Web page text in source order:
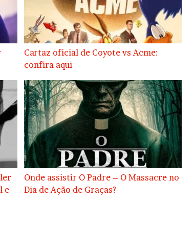
Cartaz oficial de Coyote vs Acme:
confira aqui
e
Onde assistir O Padre – O Massacre no
Dia de Ação de Graças?